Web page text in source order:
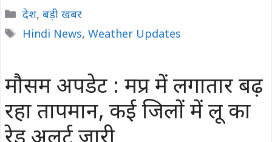
Categories
देश, बड़ी खबर
Tags
Hindi News, Weather Updates
मौसम अपडेट : मप्र में लगातार बढ़
रहा तापमान, कई जिलों में लू का